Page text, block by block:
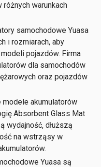
warunkach
samochodowe Yuasa
i rozmiarach, aby
pojazdów. Firma
dla samochodów
oraz pojazdów
modele akumulatorów
Absorbent Glass Mat
wydajność, dłuższą
na wstrząsy w
Yuasa są